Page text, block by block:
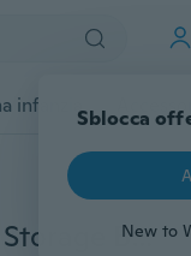
Sblocca
New to
infanzia
1 pz Baby Bath Vasca da bagno Giocattolo Mesh Net Storage Bag Organizer Holder Organizer per bagno